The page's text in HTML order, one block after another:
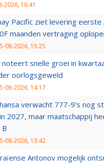
2026, 16:41
Pacific ziet levering eerste
maanden vertraging
08-2026, 15:25
noteert snelle groei in
oorlogsgeweld
08-2026, 14:17
verwacht 777-9’s nog
2027, maar maatschappij
B
08-2026, 13:42
Antonov mogelijk